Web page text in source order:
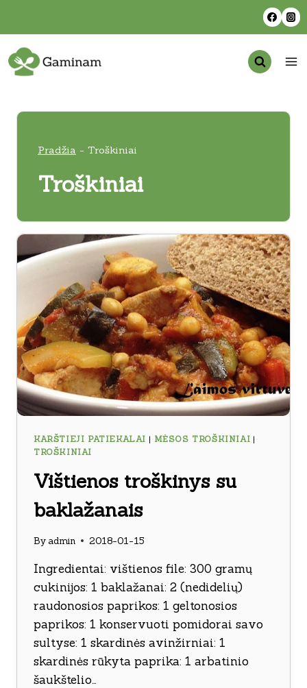
content
Pradžia - Troškiniai
Troškiniai
KARŠTIEJI PATIEKALAI | MĖSOS TROŠKINIAI |
TROŠKINIAI
Vištienos troškinys su
baklažanais
By admin 2018-01-15
Ingredientai: vištienos file: 300 gramų
cukinijos: 1 baklažanai: 2 (nedidelių)
raudonosios paprikos: 1 geltonosios
paprikos: 1 konservuoti pomidorai savo
sultyse: 1 skardinės avinžirniai: 1
skardinės rūkyta paprika: 1 arbatinio
šaukštelio…